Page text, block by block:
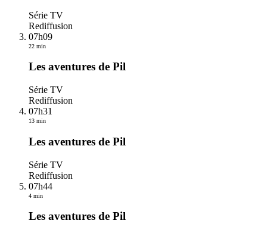
Série TV
Rediffusion
07h09
22 min
Les aventures de Pil
Série TV
Rediffusion
07h31
13 min
Les aventures de Pil
Série TV
Rediffusion
07h44
4 min
Les aventures de Pil